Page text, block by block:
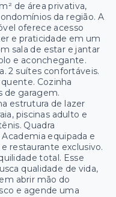
de área privativa,
da região. A
oferece acesso
e praticidade em um
sala de estar e jantar
e aconchegante.
2 suítes confortáveis.
Cozinha
de garagem.
estrutura de lazer
piscinas adulto e
Quadra
equipada e
restaurante exclusivo.
total. Esse
qualidade de vida,
abrir mão do
e agende uma